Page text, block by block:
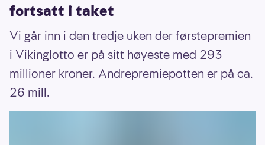
fortsatt i taket
Vi går inn i den tredje uken der førstepremien
i Vikinglotto er på sitt høyeste med 293
millioner kroner. Andrepremiepotten er på ca.
26 mill.